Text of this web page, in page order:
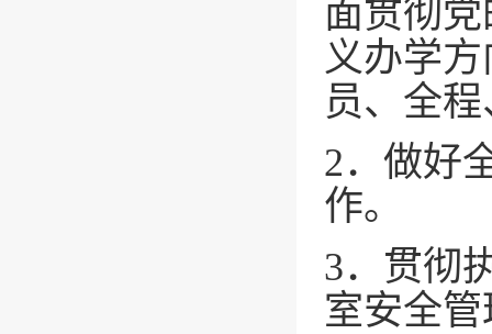
面贯彻
义办学
员、全
2．做好
作。
3．贯彻
室安全